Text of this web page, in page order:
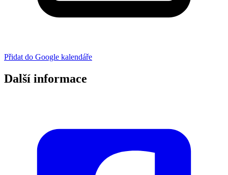
Přidat do Google kalendáře
Další informace